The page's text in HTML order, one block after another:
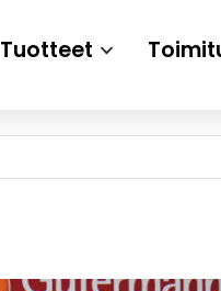
Tuotteet